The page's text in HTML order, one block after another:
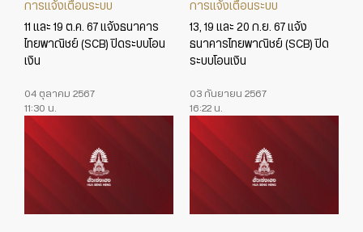
การแจ้งเตือนระบบ
11 และ 19 ต.ค. 67 แจ้งธนาคาร
ไทยพาณิชย์ (SCB) ปิดระบบโอน
เงิน
04 ตุลาคม 2567
11:30 น.
การแจ้งเตือนระบบ
13, 19 และ 20 ก.ย. 67 แจ้ง
ธนาคารไทยพาณิชย์ (SCB) ปิด
ระบบโอนเงิน
03 กันยายน 2567
16:22 น.